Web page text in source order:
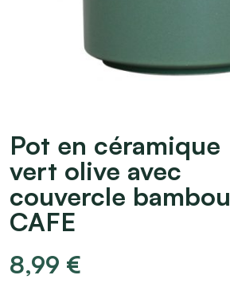
Pot en céramique
vert olive avec
couvercle bambou
CAFE
8,99 €